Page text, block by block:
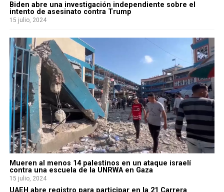
Biden abre una investigación independiente sobre el
intento de asesinato contra Trump
15 julio, 2024
Mueren al menos 14 palestinos en un ataque israelí
contra una escuela de la UNRWA en Gaza
15 julio, 2024